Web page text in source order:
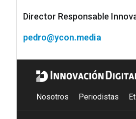
Director Responsable
pedro@ycon.media
Nosotros Periodistas